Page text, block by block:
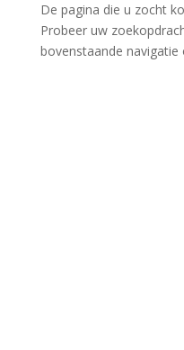
De pagina die u zocht
Probeer uw
bovenstaande